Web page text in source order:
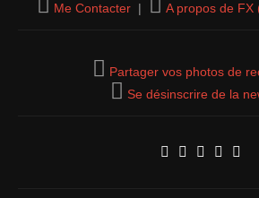
Me Contacter | A propos de FX
Partager vos photos de
Se désinscrire de la